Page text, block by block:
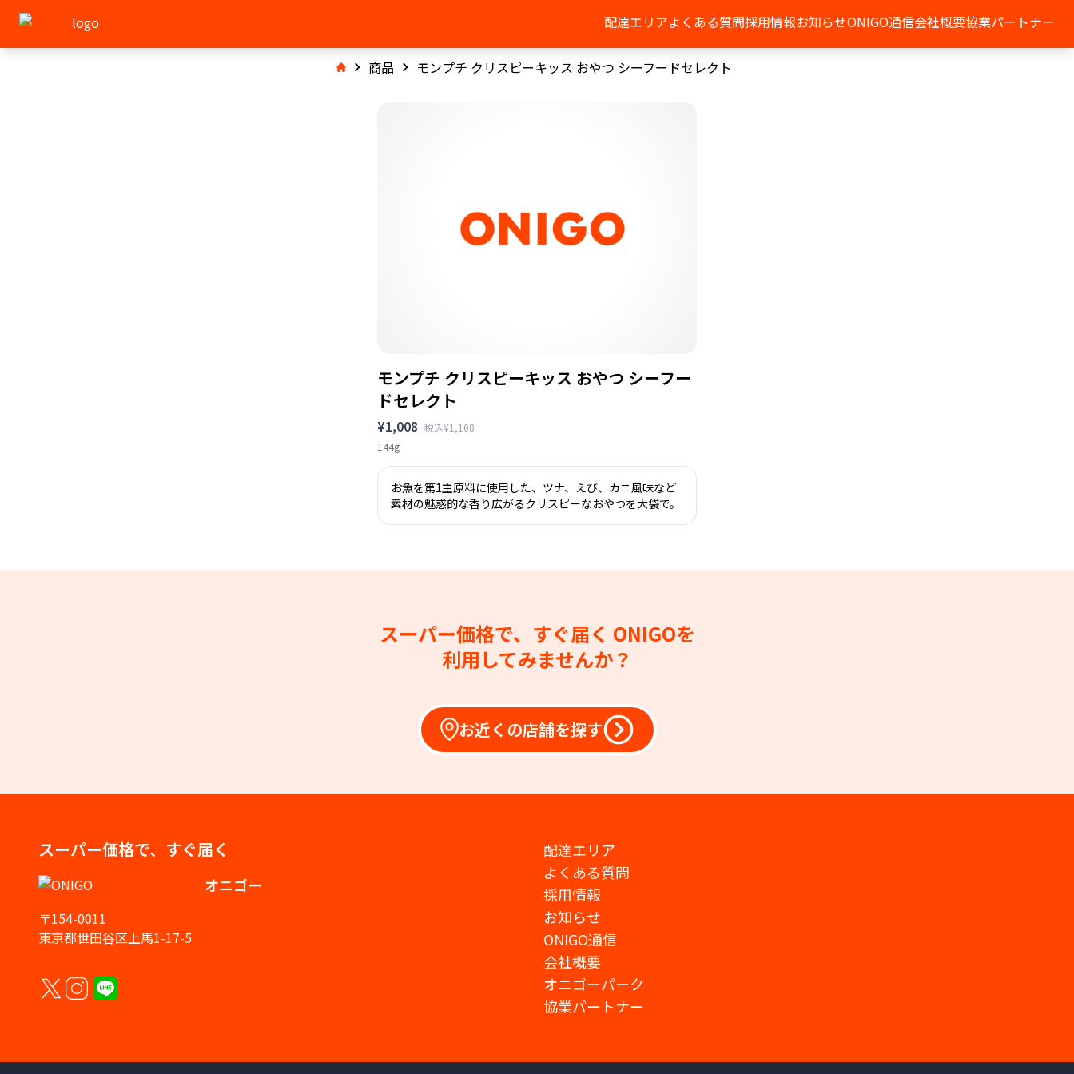
配達エリアよくある質問採用情報お知らせONIGO通信会社概要協業パートナー
商品 モンプチ クリスピーキッス おやつ シーフードセレクト
モンプチ クリスピーキッス おやつ シーフー
ドセレクト
¥1,008 税込¥1,108
144g
お魚を第1主原料に使用した、ツナ、えび、カニ風味など
素材の魅惑的な香り広がるクリスピーなおやつを大袋で。
スーパー価格で、すぐ届く ONIGOを
利用してみませんか？
お近くの店舗を探す
スーパー価格で、すぐ届く
オニゴー
〒154-0011
東京都世田谷区上馬1-17-5
配達エリア
よくある質問
採用情報
お知らせ
ONIGO通信
会社概要
オニゴーパーク
協業パートナー